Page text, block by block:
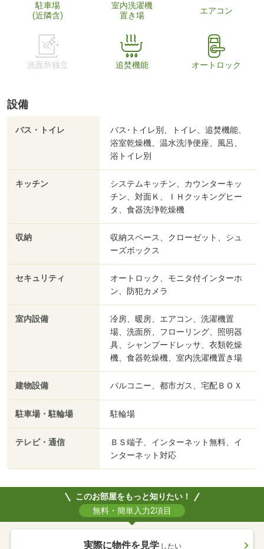
駐車場
(近隣含)
室内洗濯機
置き場
エアコン
洗面所独立 追焚機能 オートロック
設備
バス・トイレ
バス･トイレ別、トイレ、追焚機能、
浴室乾燥機、温水洗浄便座、風呂、
浴トイレ別
キッチン
システムキッチン、カウンターキッ
チン、対面Ｋ、ＩＨクッキングヒー
タ、食器洗浄乾燥機
収納
収納スペース、クローゼット、シュ
ーズボックス
セキュリティ
オートロック、モニタ付インターホ
ン、防犯カメラ
室内設備
冷房、暖房、エアコン、洗濯機置
場、洗面所、フローリング、照明器
具、シャンプードレッサ、衣類乾燥
機、食器乾燥機、室内洗濯機置き場
建物設備 バルコニー、都市ガス、宅配ＢＯＸ
駐車場・駐輪場 駐輪場
テレビ・通信
ＢＳ端子、インターネット無料、イ
ンターネット対応
このお部屋をもっと知りたい！
無料・簡単入力2項目
実際に物件を見学 したい